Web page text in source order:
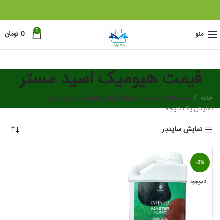
منو 0
0 تومان
قیمت هیومیک اسید مستر
دسته بندی ها خانه
محصولات برچسب خورده “قیمت هیومیک اسید مستر”
نمایش یک نتیجه
نمایش سایدبار
-2%
ناموجود